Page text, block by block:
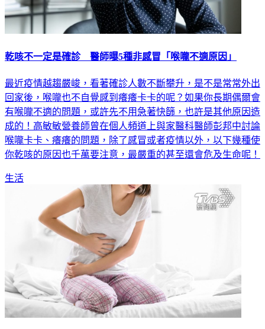
乾咳不一定是確診 醫師曝5種非感冒「喉嚨不適原因」
最近疫情越趨嚴峻，看著確診人數不斷攀升，是不是常常外出
回家後，喉嚨也不自覺感到癢癢卡卡的呢？如果你長期偶爾會
有喉嚨不適的問題，或許先不用急著快篩，也許是其他原因造
成的！高敏敏營養師曾在個人頻道上與家醫科醫師彭邦中討論
喉嚨卡卡、癢癢的問題，除了感冒或者疫情以外，以下幾種使
你乾咳的原因也千萬要注意，最嚴重的甚至還會危及生命呢！
生活